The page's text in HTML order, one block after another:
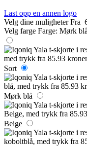
Last opp en annen logo
Velg dine muligheter Fra
Velg farge Farge: Mørk blå
Sort
Mørk blå
Beige